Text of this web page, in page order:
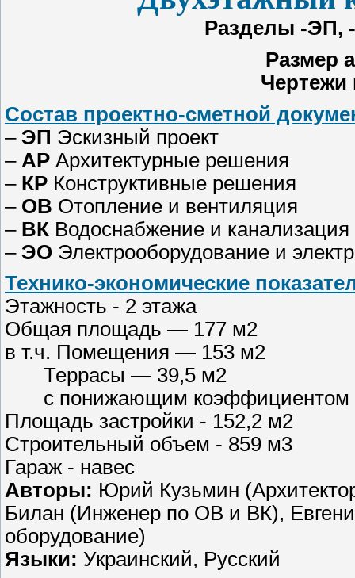
Разделы -ЭП,
Размер
Состав проектно-сметной
– ЭП Эскизный проект
– АР Архитектурные решения
– КР Конструктивные решения
– ОВ Отопление и вентиляция
– ВК Водоснабжение и канализация
– ЭО Электрооборудование и
Технико-экономические
Этажность - 2 этажа
Общая площадь — 177 м2
в т.ч. Помещения — 153 м2
Террасы — 39,5 м2
с понижающим коэффициентом
Площадь застройки - 152,2 м2
Строительный объем - 859 м3
Гараж - навес
Авторы: Юрий Кузьмин
Билан (Инженер по ОВ и ВК),
оборудование)
Языки: Украинский, Русский